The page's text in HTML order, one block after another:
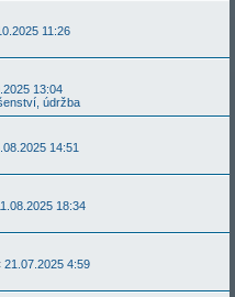
11:26
13:04
údržba
14:51
18:34
21.07.2025 4:59